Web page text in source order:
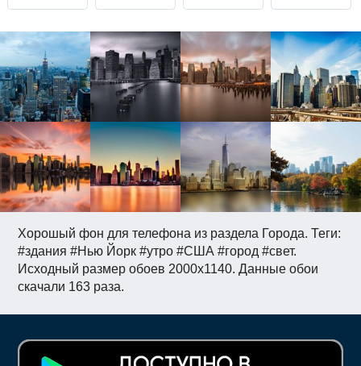
Хорошый фон для телефона из раздела Города. Теги:
#здания #Нью Йорк #утро #США #город #свет.
Исходный размер обоев 2000x1140. Данные обои
скачали 163 раза.